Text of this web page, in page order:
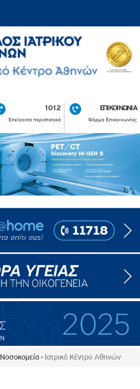
1012
Επείγοντα περιστατικά
ΕΠΙΚΟΙΝΩΝΙΑ
Φόρμα Επικοινωνίας
Νοσοκομεία Ιατρικό Κέντρο Αθηνών